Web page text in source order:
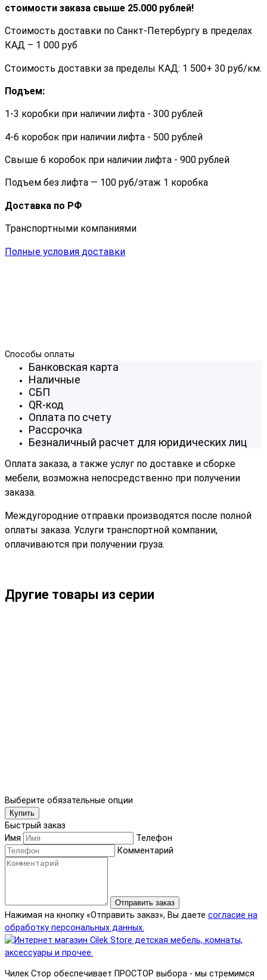
стоимости заказа cвыше 25.000 рублей!
Стоимость доставки по Санкт-Петербургу в пределах
КАД – 1 000 руб
Стоимость доставки за пределы КАД: 1 500+ 30 руб/км.
Подъем:
1-3 коробки при наличии лифта - 300 рублей
4-6 коробок при наличии лифта - 500 рублей
Свыше 6 коробок при наличии лифта - 900 рублей
Подъем без лифта — 100 руб/этаж 1 коробка
Доставка по РФ
Транспортными компаниями
Полные условия доставки
Способы оплаты
Банковская карта
Наличные
СБП
QR-код
Оплата по счету
Рассрочка
Безналичный расчет для юридических лиц
Оплата заказа, а также услуг по доставке и сборке
мебели, возможна непосредственно при получении
заказа.
Междугородние отправки производятся после полной
оплаты заказа. Услуги транспортной компании,
оплачиваются при получении груза.
Другие товары из серии
Выберите обязательные опции
Купить
Быстрый заказ
Имя
Телефон
Комментарий
Отправить заказ
Нажимая на кнопку «Отправить заказ», Вы даете согласие на
обработку персональных данных.
Чилек Стор обеспечивает ПРОСТОР выбора - мы стремимся